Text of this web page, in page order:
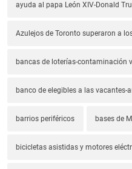
ayuda al papa León XIV-Donald
Azulejos de Toronto superaron a
bancas de loterías-contaminación
banco de elegibles a las
barrios periféricos bases de
bicicletas asistidas y motores